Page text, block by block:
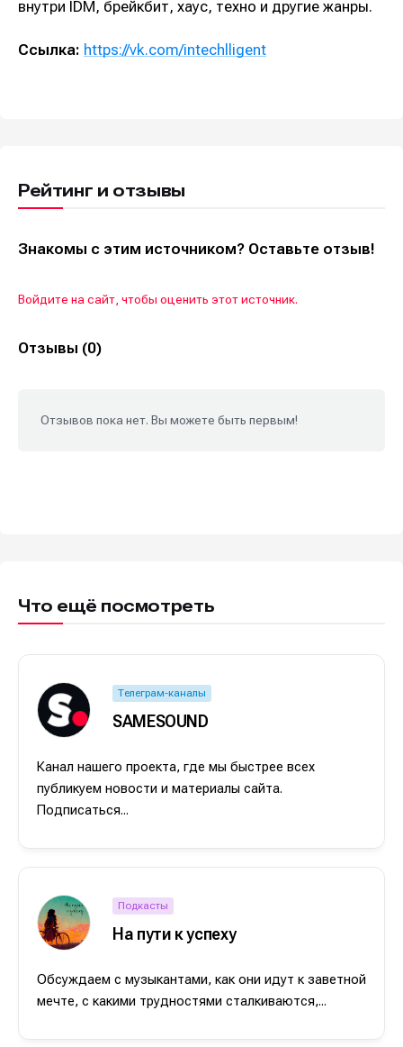
внутри IDM, брейкбит, хаус, техно и другие жанры.
Ссылка: https://vk.com/intechlligent
Рейтинг и отзывы
Знакомы с этим источником? Оставьте отзыв!
Войдите на сайт, чтобы оценить этот источник.
Отзывы (0)
Отзывов пока нет. Вы можете быть первым!
Что ещё посмотреть
Телеграм-каналы
SAMESOUND
Канал нашего проекта, где мы быстрее всех
публикуем новости и материалы сайта.
Подписаться...
Подкасты
На пути к успеху
Обсуждаем с музыкантами, как они идут к заветной
мечте, с какими трудностями сталкиваются,...